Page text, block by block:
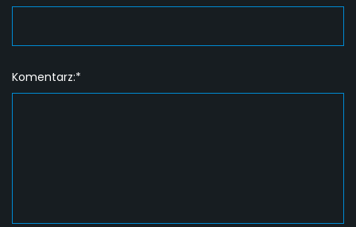
Komentarz:*